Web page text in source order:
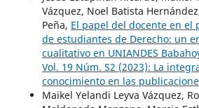
Vázquez, Noel Batista
Peña, El papel del docente en el
de estudiantes de Derecho: un
cualitativo en UNIANDES
Vol. 19 Núm. S2 (2023): La
conocimiento en las
Maikel Yelandi Leyva Vázquez,